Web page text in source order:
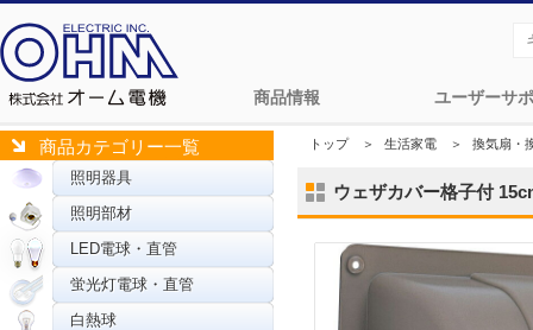
商品情報 ユーザーサ
商品カテゴリー一覧
照明器具
照明部材
LED電球・直管
蛍光灯電球・直管
白熱球
トップ＞ 生活家電 ＞ 換気扇・
ウェザカバー格子付